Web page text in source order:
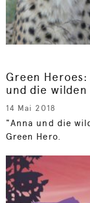
Green Heroes:
und die wilden
14 Mai 2018
"Anna und die
Green Hero.